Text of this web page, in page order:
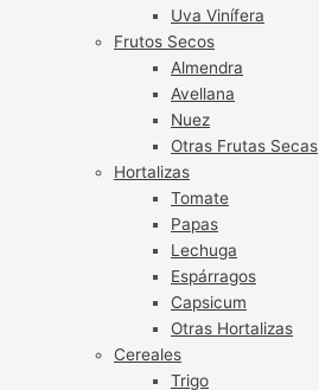
Uva Vinífera
Frutos Secos
Almendra
Avellana
Nuez
Otras Frutas Secas
Hortalizas
Tomate
Papas
Lechuga
Espárragos
Capsicum
Otras Hortalizas
Cereales
Trigo